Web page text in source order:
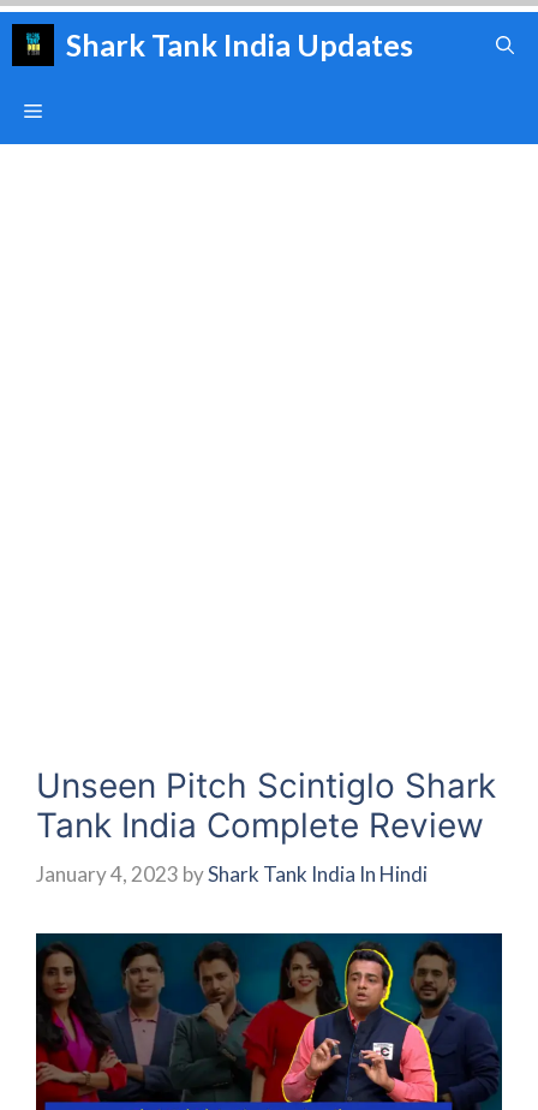
Skip
Shark Tank India Updates
Menu
Unseen Pitch Scintiglo Shark
Tank India Complete Review
January 4, 2023 byShark Tank India In Hindi